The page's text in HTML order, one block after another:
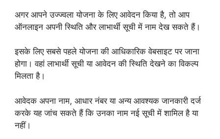
अगर आपने उज्ज्वला योजना के लिए आवेदन किया है, तो आप
ऑनलाइन अपनी स्थिति और लाभार्थी सूची में नाम देख सकते हैं।
इसके लिए सबसे पहले योजना की आधिकारिक वेबसाइट पर जाना
होगा। वहां लाभार्थी सूची या आवेदन की स्थिति देखने का विकल्प
मिलता है।
आवेदक अपना नाम, आधार नंबर या अन्य आवश्यक जानकारी दर्ज
करके यह जांच सकते हैं कि उनका नाम नई सूची में शामिल है या
नहीं।